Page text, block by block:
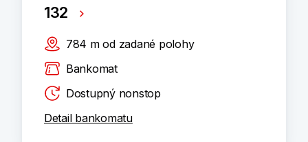
132
784 m od zadané polohy
Bankomat
Dostupný nonstop
Detail bankomatu